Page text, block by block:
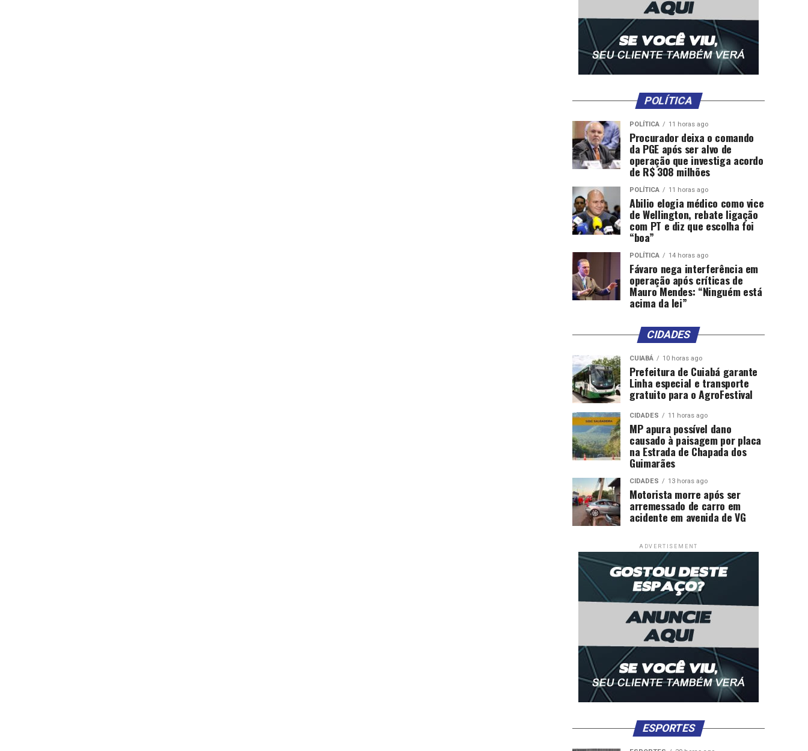
POLÍTICA
POLÍTICA 11 horas ago
Procurador deixa o comando
da PGE após ser alvo de
operação que investiga acordo
de R$ 308 milhões
POLÍTICA 11 horas ago
Abilio elogia médico como vice
de Wellington, rebate ligação
com PT e diz que escolha foi
“boa”
POLÍTICA 14 horas ago
Fávaro nega interferência em
operação após críticas de
Mauro Mendes: “Ninguém está
acima da lei”
CIDADES
CUIABÁ 10 horas ago
Prefeitura de Cuiabá garante
Linha especial e transporte
gratuito para o AgroFestival
CIDADES 11 horas ago
MP apura possível dano
causado à paisagem por placa
na Estrada de Chapada dos
Guimarães
CIDADES 13 horas ago
Motorista morre após ser
arremessado de carro em
acidente em avenida de VG
ADVERTISEMENT
ESPORTES